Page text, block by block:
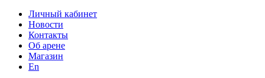
Личный кабинет
Новости
Контакты
Об арене
Магазин
En